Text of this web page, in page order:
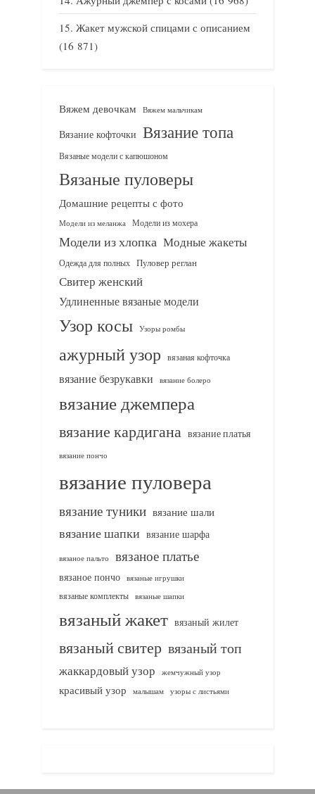
Жакет мужской спицами с описанием
(16 871)
Вяжем девочкам Вяжем мальчикам
Вязание кофточки Вязание топа
Вязаные модели с капюшоном
Вязаные пуловеры
Домашние рецепты с фото
Модели из меланжа Модели из мохера
Модели из хлопка Модные жакеты
Одежда для полных Пуловер реглан
Свитер женский
Удлиненные вязаные модели
Узор косы Узоры ромбы
ажурный узор вязаная кофточка
вязание безрукавки вязание болеро
вязание джемпера
вязание кардигана вязание платья
вязание пончо
вязание пуловера
вязание туники вязание шали
вязание шапки вязание шарфа
вязаное пальто вязаное платье
вязаное пончо вязаные игрушки
вязаные комплекты
вязаные шапки
вязаный жакет вязаный жилет
вязаный свитер вязаный топ
жаккардовый узор жемчужный узор
красивый узор малышам узоры с листьями